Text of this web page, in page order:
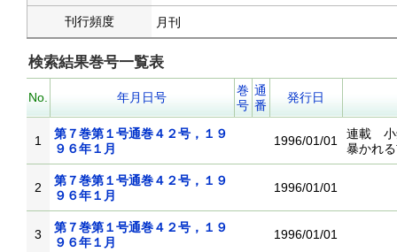
刊行頻度 月刊
検索結果巻号一覧表
No. 年月日号
巻
号
通
番
発行日
1
第７巻第１号通巻４２号，１９
９６年１月
1996/01/01
連載 小
暴かれ
2
第７巻第１号通巻４２号，１９
９６年１月
1996/01/01
3
第７巻第１号通巻４２号，１９
９６年１月
1996/01/01